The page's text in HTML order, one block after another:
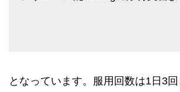
となっています。服用回数は1日3回